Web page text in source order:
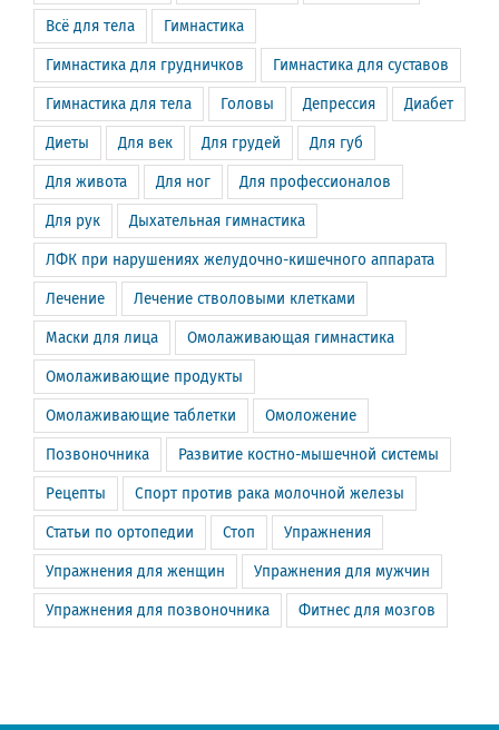
Всё для тела Гимнастика
Гимнастика для грудничков Гимнастика для суставов
Гимнастика для тела Головы Депрессия Диабет
Диеты Для век Для грудей Для губ
Для живота Для ног Для профессионалов
Для рук Дыхательная гимнастика
ЛФК при нарушениях желудочно-кишечного аппарата
Лечение Лечение стволовыми клетками
Маски для лица Омолаживающая гимнастика
Омолаживающие продукты
Омолаживающие таблетки Омоложение
Позвоночника Развитие костно-мышечной системы
Рецепты Спорт против рака молочной железы
Статьи по ортопедии Стоп Упражнения
Упражнения для женщин Упражнения для мужчин
Упражнения для позвоночника Фитнес для мозгов